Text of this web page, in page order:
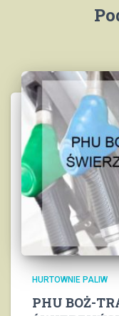
HURTOWNIE PALIW
PHU BOŻ-